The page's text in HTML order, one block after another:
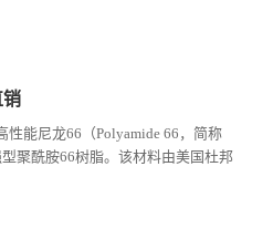
销
性能尼龙66（Polyamide 66，简称
聚酰胺66树脂。该材料由美国杜邦